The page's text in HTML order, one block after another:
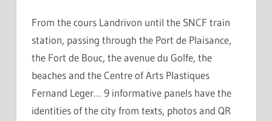
From the cours Landrivon until the SNCF train
station, passing through the Port de Plaisance,
the Fort de Bouc, the avenue du Golfe, the
beaches and the Centre of Arts Plastiques
Fernand Leger… 9 informative panels have the
identities of the city from texts, photos and QR